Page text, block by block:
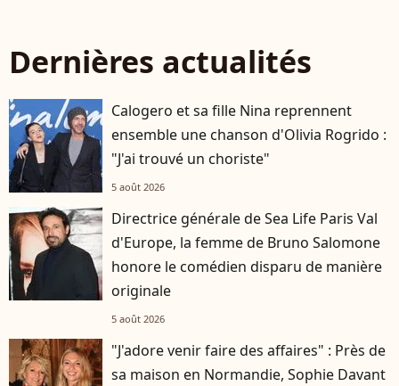
Dernières actualités
Calogero et sa fille Nina reprennent
ensemble une chanson d'Olivia Rogrido :
"J'ai trouvé un choriste"
5 août 2026
Directrice générale de Sea Life Paris Val
d'Europe, la femme de Bruno Salomone
honore le comédien disparu de manière
originale
5 août 2026
"J'adore venir faire des affaires" : Près de
sa maison en Normandie, Sophie Davant